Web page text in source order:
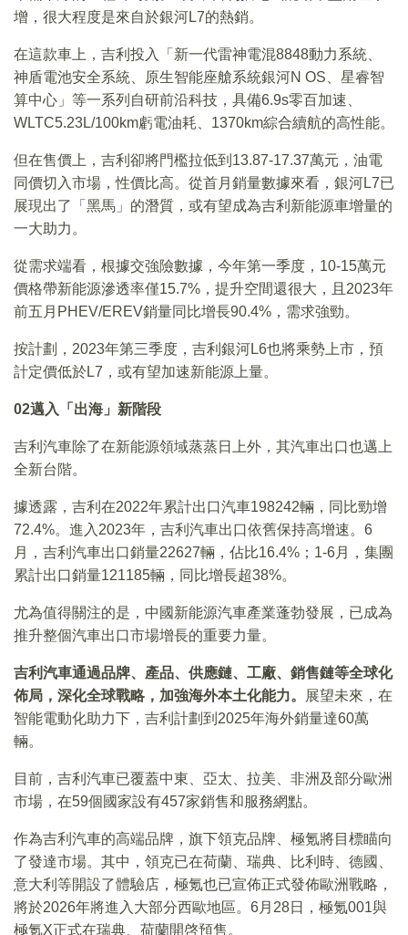
增，很大程度是來自於銀河L7的熱銷。
在這款車上，吉利投入「新一代雷神電混8848動力系統、
神盾電池安全系統、原生智能座艙系統銀河N OS、星睿智
算中心」等一系列自研前沿科技，具備6.9s零百加速、
WLTC5.23L/100km虧電油耗、1370km綜合續航的高性能。
但在售價上，吉利卻將門檻拉低到13.87-17.37萬元，油電
同價切入市場，性價比高。從首月銷量數據來看，銀河L7已
展現出了「黑馬」的潛質，或有望成為吉利新能源車增量的
一大助力。
從需求端看，根據交強險數據，今年第一季度，10-15萬元
價格帶新能源滲透率僅15.7%，提升空間還很大，且2023年
前五月PHEV/EREV銷量同比增長90.4%，需求強勁。
按計劃，2023年第三季度，吉利銀河L6也將乘勢上市，預
計定價低於L7，或有望加速新能源上量。
02邁入「出海」新階段
吉利汽車除了在新能源領域蒸蒸日上外，其汽車出口也邁上
全新台階。
據透露，吉利在2022年累計出口汽車198242輛，同比勁增
72.4%。進入2023年，吉利汽車出口依舊保持高增速。6
月，吉利汽車出口銷量22627輛，佔比16.4%；1-6月，集團
累計出口銷量121185輛，同比增長超38%。
尤為值得關注的是，中國新能源汽車產業蓬勃發展，已成為
推升整個汽車出口市場增長的重要力量。
吉利汽車通過品牌、產品、供應鏈、工廠、銷售鏈等全球化
佈局，深化全球戰略，加強海外本土化能力。
展望未來，在
智能電動化助力下，吉利計劃到2025年海外銷量達60萬
輛。
目前，吉利汽車已覆蓋中東、亞太、拉美、非洲及部分歐洲
市場，在59個國家設有457家銷售和服務網點。
作為吉利汽車的高端品牌，旗下領克品牌、極氪將目標瞄向
了發達市場。其中，領克已在荷蘭、瑞典、比利時、德國、
意大利等開設了體驗店，極氪也已宣佈正式發佈歐洲戰略，
將於2026年將進入大部分西歐地區。6月28日，極氪001與
極氪X正式在瑞典、荷蘭開啓預售。